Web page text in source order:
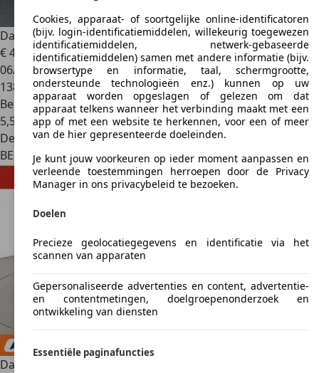
Dacia Lodgy1.2 TCe – 2016 – Caméra – Très propre
€ 4.995
06/2016
138.000 km
Benzine
5,5 l/100 km (comb.)
Dealer
BE 1420 Braine-l'alleud
Dacia Lodgy
Cookies, apparaat- of soortgelijke online-identificatoren
(bijv. login-identificatiemiddelen, willekeurig toegewezen
identificatiemiddelen, netwerk-gebaseerde
identificatiemiddelen) samen met andere informatie (bijv.
browsertype en informatie, taal, schermgrootte,
ondersteunde technologieën enz.) kunnen op uw
apparaat worden opgeslagen of gelezen om dat
apparaat telkens wanneer het verbinding maakt met een
app of met een website te herkennen, voor een of meer
van de hier gepresenteerde doeleinden.
Je kunt jouw voorkeuren op ieder moment aanpassen en
verleende toestemmingen herroepen door de Privacy
Manager in ons privacybeleid te bezoeken.
Doelen
Precieze geolocatiegegevens en identificatie via het
scannen van apparaten
Gepersonaliseerde advertenties en content, advertentie-
en contentmetingen, doelgroepenonderzoek en
ontwikkeling van diensten
Essentiële paginafuncties